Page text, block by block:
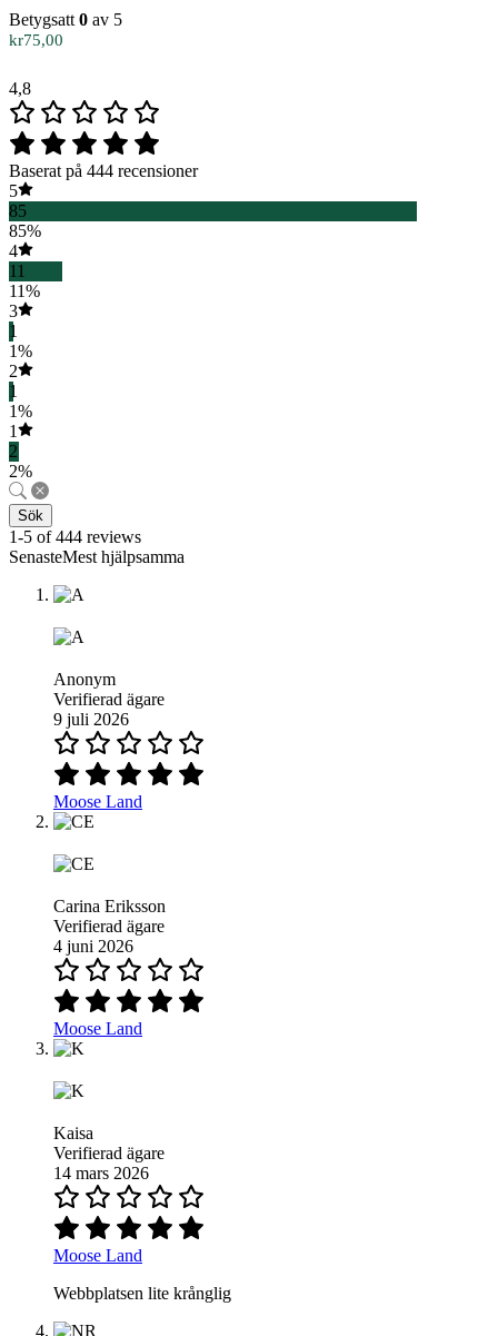
Betygsatt 0 av 5
kr75,00
4,8
Baserat på 444 recensioner
5
85
85%
4
11
11%
3
1
1%
2
1
1%
1
2
2%
Sök
1-5 of 444 reviews
SenasteMest hjälpsamma
Anonym
Verifierad ägare
9 juli 2026
Moose Land
Carina Eriksson
Verifierad ägare
4 juni 2026
Moose Land
Kaisa
Verifierad ägare
14 mars 2026
Moose Land
Webbplatsen lite krånglig